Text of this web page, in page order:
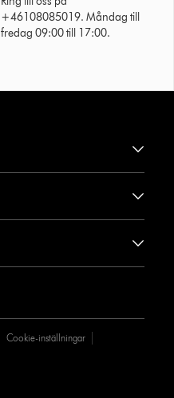
+46108085019. Måndag till
fredag 09:00 till 17:00.
Cookie-inställningar